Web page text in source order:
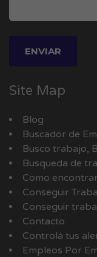
Site Map
Blog
Buscador de
Busco trabajo,
Busqueda de
Como
Conseguir
Conseguir
Contacto
Controlá tus
Empleos Por